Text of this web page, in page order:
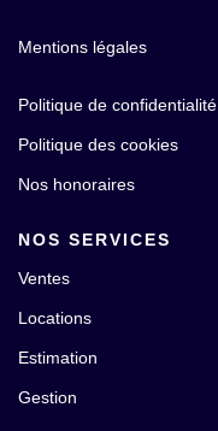
Mentions légales
Politique de confidentialité
Politique des cookies
Nos honoraires
NOS SERVICES
Ventes
Locations
Estimation
Gestion